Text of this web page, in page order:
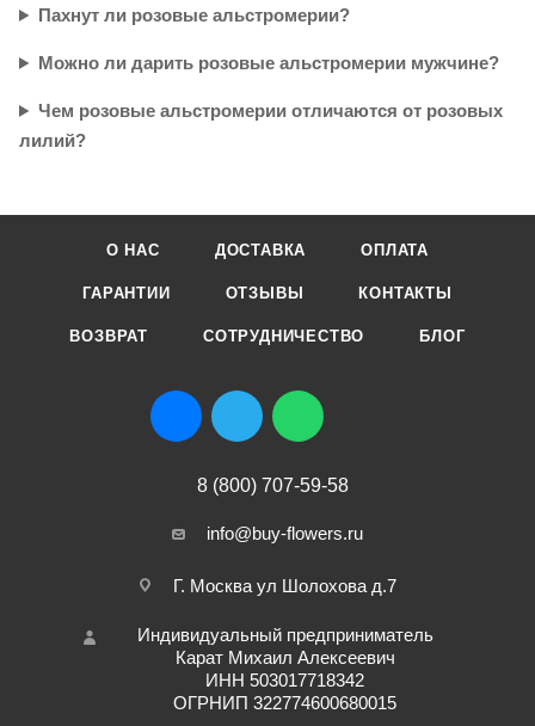
Пахнут ли розовые альстромерии?
Можно ли дарить розовые альстромерии мужчине?
Чем розовые альстромерии отличаются от розовых
лилий?
О НАС ДОСТАВКА ОПЛАТА
ГАРАНТИИ ОТЗЫВЫ КОНТАКТЫ
ВОЗВРАТ СОТРУДНИЧЕСТВО БЛОГ
8 (800) 707-59-58
info@buy-flowers.ru
Г. Москва ул Шолохова д.7
Индивидуальный предприниматель
Карат Михаил Алексеевич
ИНН 503017718342
ОГРНИП 322774600680015